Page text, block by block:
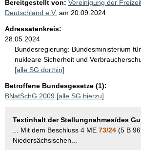
Bereitgestellt von: Vereinigung der
Deutschland e.V. am 20.09.2024
Adressatenkreis:
28.05.2024
Bundesregierung: Bundesministerium
nukleare Sicherheit und
[alle SG dorthin]
Betroffene Bundesgesetze (1):
BNatSchG 2009 [alle SG hierzu]
Textinhalt der Stellungnahmes/des
... Mit dem Beschluss 4 ME 73/24 (5 B
Niedersächsischen...